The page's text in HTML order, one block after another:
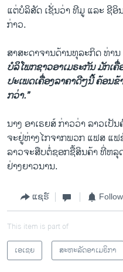
ແຕ່ບໍລິສັດ ເຊັ່ນວ່າ ທີມູ ແລະ ຊີ
ກ່າວ.
ສາສະດາຈານດ້ານທຸລະກິດ ທ່າ
ບໍລິໂພກຊາວອາເມຣະກັນ ມັກເ
ປະເພດເຄື່ອງລາຄາດີໆນີ້ ຄ້ອນ
ກວ່າ.”
ນາງ ອາເຣຍສ໌ ກ່າວວ່າ ລາວເປັ
ຈະຢູ່ຫ່າງໄກຈາກພວກ ແຟສ ແຟ
ລາວຈະສືບຕໍ່ຊອກຊື້ສິນຄ້າ ທີ່ຫລຸ
ຢ່າງຍາວນານ.
ແຊຣ໌
This item is part of
ເອເຊຍ
ສະຫະລັດອາເມຣິກາ